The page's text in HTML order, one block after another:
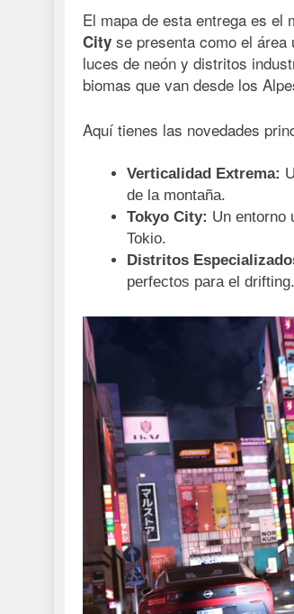
El mapa de esta entrega es el
City se presenta como el
luces de neón y distritos
biomas que van desde los
Aquí tienes las novedades
Verticalidad Extrema:
de la montaña.
Tokyo City: Un entorno
Tokio.
Distritos
perfectos para el drifting.